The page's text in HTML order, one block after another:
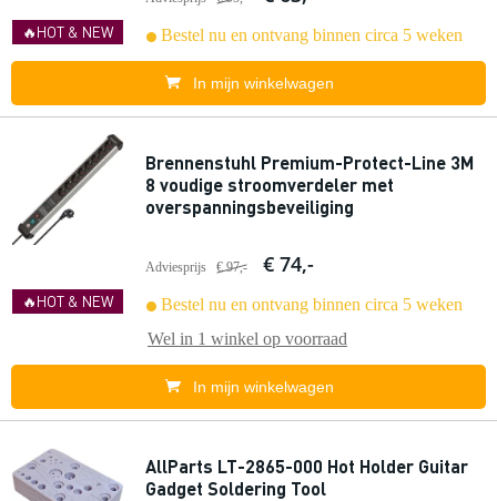
🔥HOT & NEW Bestel nu en ontvang binnen circa 5 weken
In mijn winkelwagen
🔥HOT & NEW
Brennenstuhl Premium-Protect-Line 3M
8 voudige stroomverdeler met
overspanningsbeveiliging
Adviesprijs € 97,- € 74,-
Bestel nu en ontvang binnen circa 5 weken
Wel in 1 winkel op voorraad
In mijn winkelwagen
AllParts LT-2865-000 Hot Holder Guitar
Gadget Soldering Tool